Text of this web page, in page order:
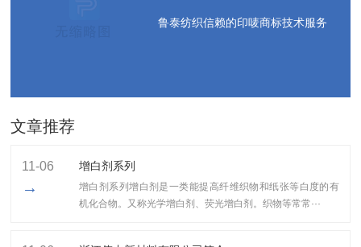
鲁泰纺织信赖的印唛商标技术服务
文章推荐
11-06
→
增白剂系列
增白剂系列增白剂是一类能提高纤维织物和纸张等白度的有
机化合物。又称光学增白剂、荧光增白剂。织物等常常···